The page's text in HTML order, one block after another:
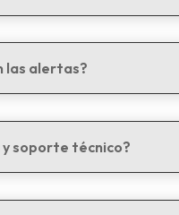
las alertas?
soporte técnico?